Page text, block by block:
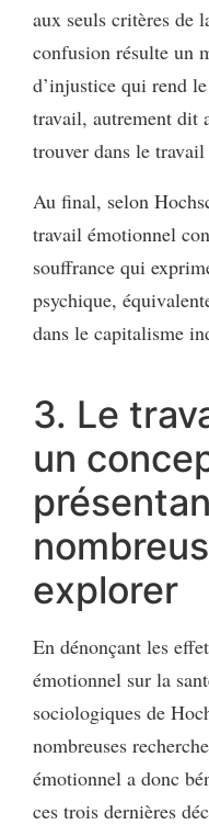
aux seuls critères de
confusion résulte un
d’injustice qui rend
travail, autrement dit
trouver dans le
Au final, selon
travail émotionnel
souffrance qui
psychique,
dans le capitalisme
3. Le
un
explorer
En dénonçant les
émotionnel sur la
sociologiques de
nombreuses
émotionnel a donc
ces trois dernières